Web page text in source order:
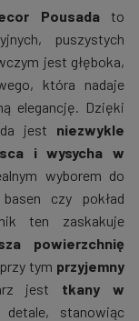
Pousadato
puszystych
jest głęboka,
która nadaje
elegancję. Dzięki
jest niezwykle
i wysycha w
wyborem do
czy pokład
ten zaskakuje
powierzchnię
tym przyjemny
jest tkany w
stanowiąc